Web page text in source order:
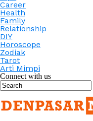
Career
Health
Family
Relationship
DIY
Horoscope
Zodiak
Tarot
Arti Mimpi
Connect with us